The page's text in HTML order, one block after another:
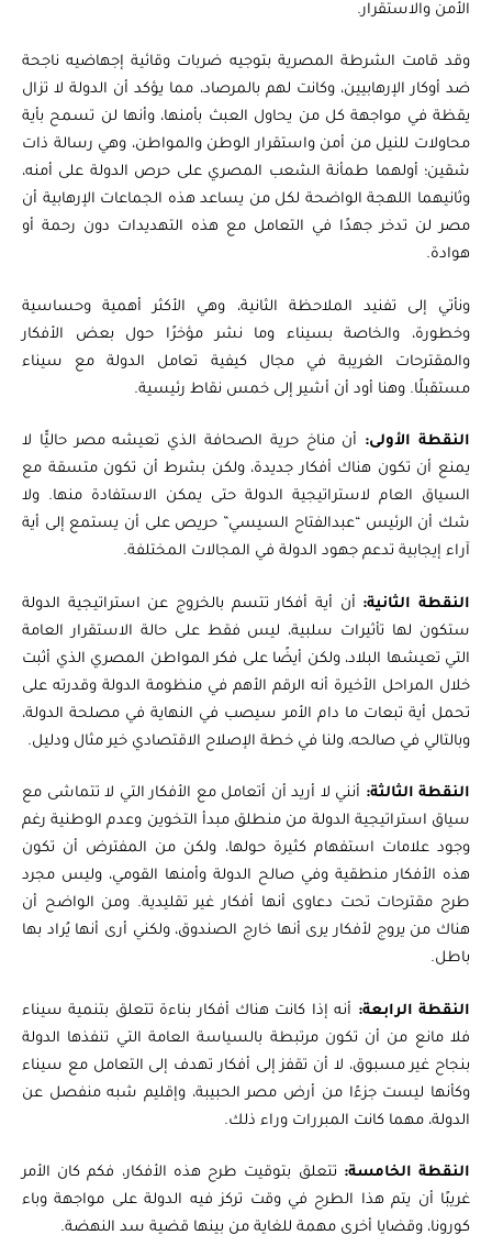
الأمن والاستقرار.
وقد قامت الشرطة المصرية بتوجيه ضربات وقائية إجهاضيه ناجحة
ضد أوكار الإرهابيين، وكانت لهم بالمرصاد، مما يؤكد أن الدولة لا تزال
يقظة في مواجهة كل من يحاول العبث بأمنها، وأنها لن تسمح بأية
محاولات للنيل من أمن واستقرار الوطن والمواطن، وهي رسالة ذات
شقين؛ أولهما طمأنة الشعب المصري على حرص الدولة على أمنه،
وثانيهما اللهجة الواضحة لكل من يساعد هذه الجماعات الإرهابية أن
مصر لن تدخر جهدًا في التعامل مع هذه التهديدات دون رحمة أو
هوادة.
ونأتي إلى تفنيد الملاحظة الثانية، وهي الأكثر أهمية وحساسية
وخطورة، والخاصة بسيناء وما نشر مؤخرًا حول بعض الأفكار
والمقترحات الغريبة في مجال كيفية تعامل الدولة مع سيناء
مستقبلًا. وهنا أود أن أشير إلى خمس نقاط رئيسية.
النقطة الأولى:أن مناخ حرية الصحافة الذي تعيشه مصر حاليًّا لا
يمنع أن تكون هناك أفكار جديدة، ولكن بشرط أن تكون متسقة مع
السياق العام لاستراتيجية الدولة حتى يمكن الاستفادة منها. ولا
شك أن الرئيس “عبدالفتاح السيسي” حريص على أن يستمع إلى أية
آراء إيجابية تدعم جهود الدولة في المجالات المختلفة.
النقطة الثانية:أن أية أفكار تتسم بالخروج عن استراتيجية الدولة
ستكون لها تأثيرات سلبية، ليس فقط على حالة الاستقرار العامة
التي تعيشها البلاد، ولكن أيضًا على فكر المواطن المصري الذي أثبت
خلال المراحل الأخيرة أنه الرقم الأهم في منظومة الدولة وقدرته على
تحمل أية تبعات ما دام الأمر سيصب في النهاية في مصلحة الدولة،
وبالتالي في صالحه، ولنا في خطة الإصلاح الاقتصادي خير مثال ودليل.
النقطة الثالثة:أنني لا أريد أن أتعامل مع الأفكار التي لا تتماشى مع
سياق استراتيجية الدولة من منطلق مبدأ التخوين وعدم الوطنية رغم
وجود علامات استفهام كثيرة حولها، ولكن من المفترض أن تكون
هذه الأفكار منطقية وفي صالح الدولة وأمنها القومي، وليس مجرد
طرح مقترحات تحت دعاوى أنها أفكار غير تقليدية. ومن الواضح أن
هناك من يروج لأفكار يرى أنها خارج الصندوق، ولكني أرى أنها يُراد بها
باطل.
النقطة الرابعة:أنه إذا كانت هناك أفكار بناءة تتعلق بتنمية سيناء
فلا مانع من أن تكون مرتبطة بالسياسة العامة التي تنفذها الدولة
بنجاح غير مسبوق، لا أن تقفز إلى أفكار تهدف إلى التعامل مع سيناء
وكأنها ليست جزءًا من أرض مصر الحبيبة، وإقليم شبه منفصل عن
الدولة، مهما كانت المبررات وراء ذلك.
النقطة الخامسة:تتعلق بتوقيت طرح هذه الأفكار، فكم كان الأمر
غريبًا أن يتم هذا الطرح في وقت تركز فيه الدولة على مواجهة وباء
كورونا، وقضايا أخرى مهمة للغاية من بينها قضية سد النهضة.